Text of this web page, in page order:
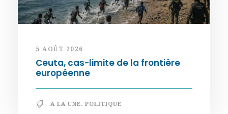
5 AOÛT 2026
Ceuta, cas-limite de la frontière
européenne
A LA UNE, POLITIQUE